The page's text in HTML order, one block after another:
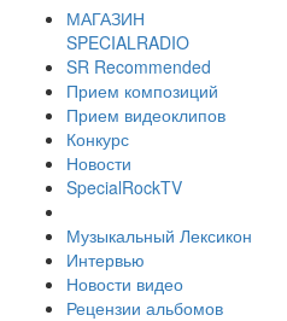
МАГАЗИН
SPECIALRADIO
SR Recommended
Прием композиций
Прием видеоклипов
Конкурс
Новости
SpecialRockTV
Музыкальный Лексикон
Интервью
Новости видео
Рецензии альбомов